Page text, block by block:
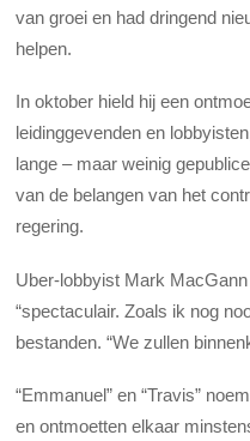
van groei en had dringend
helpen.
In oktober hield hij een
leidinggevenden en
lange – maar weinig
van de belangen van het
regering.
Uber-lobbyist Mark
“spectaculair. Zoals ik nog
bestanden. “We zullen
“Emmanuel” en “Travis”
en ontmoetten elkaar